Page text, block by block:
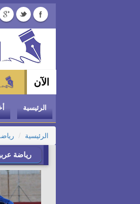
الآن وزير التموين
الرئيسية
الرئيسية
رياضة